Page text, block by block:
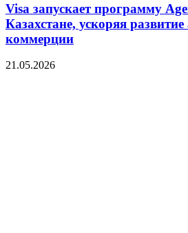
Visa запускает программу
Казахстане, ускоряя развитие
коммерции
21.05.2026